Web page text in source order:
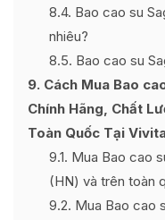
8.4 Bao cao su
nhiêu?
8.5 Bao cao su
9 Cách Mua Bao
Chính Hãng, Chất
Toàn Quốc Tại
9.1 Mua Bao cao
(HN) và trên toàn
9.2 Mua Bao cao